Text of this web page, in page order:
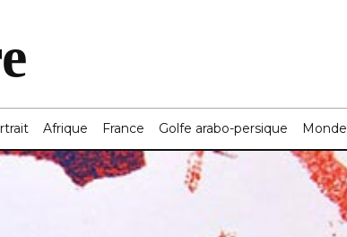
Afrique France Golfe arabo-persique Monde